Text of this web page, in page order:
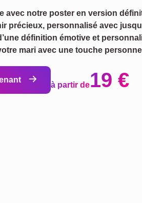
avec notre poster en version
précieux, personnalisé avec
définition émotive et
mari avec une touche
à partir de19 €